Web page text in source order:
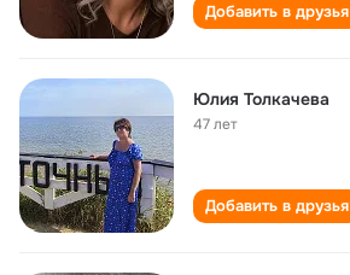
Добавить в друзья
Юлия Толкачева
47 лет
Добавить в друзья